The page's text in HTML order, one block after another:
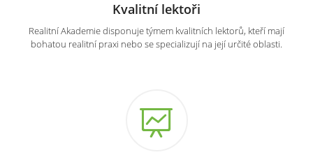
Kvalitní lektoři
Realitní Akademie disponuje týmem kvalitních lektorů, kteří mají
bohatou realitní praxi nebo se specializují na její určité oblasti.